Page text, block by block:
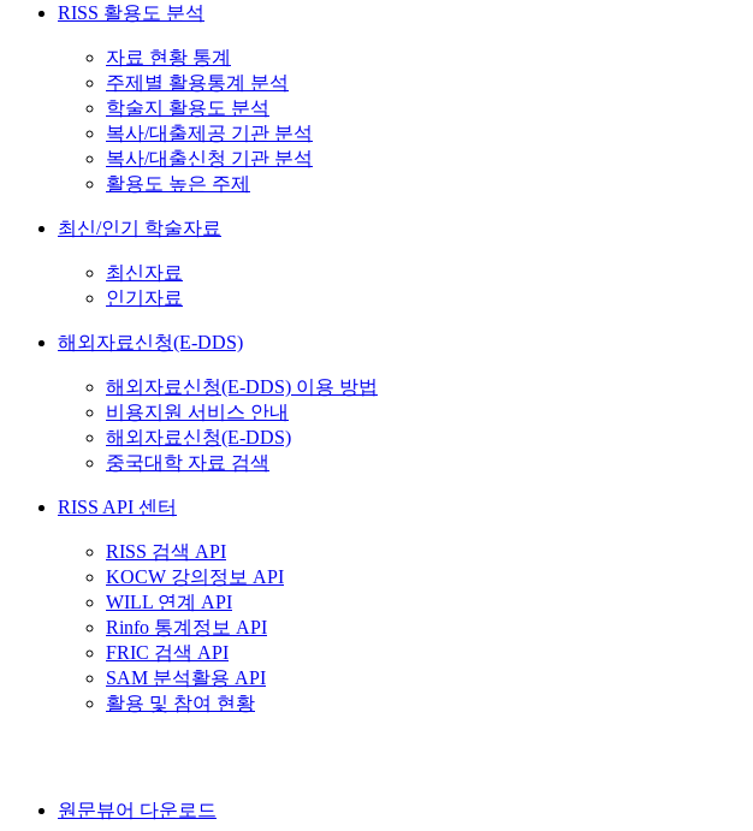
RISS 활용도 분석
자료 현황 통계
주제별 활용통계 분석
학술지 활용도 분석
복사/대출제공 기관 분석
복사/대출신청 기관 분석
활용도 높은 주제
최신/인기 학술자료
최신자료
인기자료
해외자료신청(E-DDS)
해외자료신청(E-DDS) 이용 방법
비용지원 서비스 안내
해외자료신청(E-DDS)
중국대학 자료 검색
RISS API 센터
RISS 검색 API
KOCW 강의정보 API
WILL 연계 API
Rinfo 통계정보 API
FRIC 검색 API
SAM 분석활용 API
활용 및 참여 현황
원문뷰어 다운로드